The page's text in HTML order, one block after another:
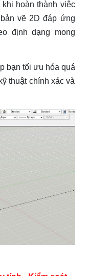
hoàn thành việc
vẽ 2D đáp ứng
định dạng mong
bạn tối ưu hóa quá
thuật chính xác và